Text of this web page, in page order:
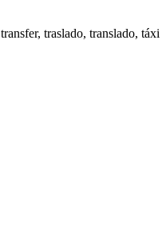
traslado, translado, táxi